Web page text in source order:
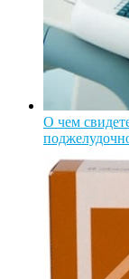
О чем